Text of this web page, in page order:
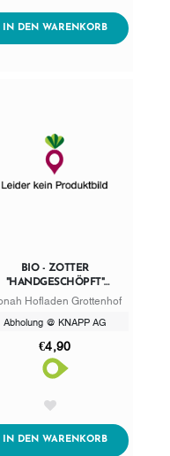
IN DEN WARENKORBADDTOCART
BIO - ZOTTER
"HANDGESCHÖPFT"
HEIDELBEEREN AUF
Hofladen Grottenhof
Abholung @ KNAPP AG
€4,90
IN DEN WARENKORBADDTOCART